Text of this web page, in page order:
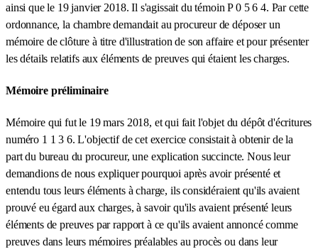
ainsi que le 19 janvier 2018. Il s'agissait du témoin P 0 5 6 4. Par cette
ordonnance, la chambre demandait au procureur de déposer un
mémoire de clôture à titre d'illustration de son affaire et pour présenter
les détails relatifs aux éléments de preuves qui étaient les charges.
Mémoire préliminaire
Mémoire qui fut le 19 mars 2018, et qui fait l'objet du dépôt d'écritures
numéro 1 1 3 6. L'objectif de cet exercice consistait à obtenir de la
part du bureau du procureur, une explication succincte. Nous leur
demandions de nous expliquer pourquoi après avoir présenté et
entendu tous leurs éléments à charge, ils considéraient qu'ils avaient
prouvé eu égard aux charges, à savoir qu'ils avaient présenté leurs
éléments de preuves par rapport à ce qu'ils avaient annoncé comme
preuves dans leurs mémoires préalables au procès ou dans leur